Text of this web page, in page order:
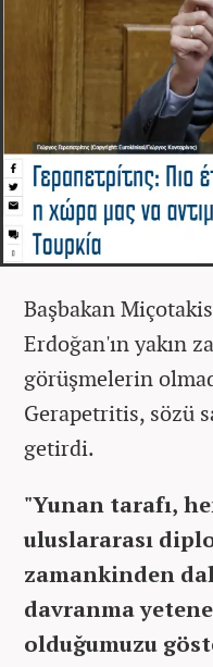
Başbakan
Erdoğan'ın yakın
görüşmelerin
Gerapetritis, sözü
getirdi.
"Yunan tarafı,
uluslararası
zamankinden
davranma
olduğumuzu